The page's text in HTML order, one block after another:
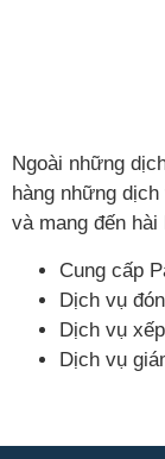
Ngoài những
hàng những
và mang đến hài
Cung cấp
Dịch vụ
Dịch vụ
Dịch vụ